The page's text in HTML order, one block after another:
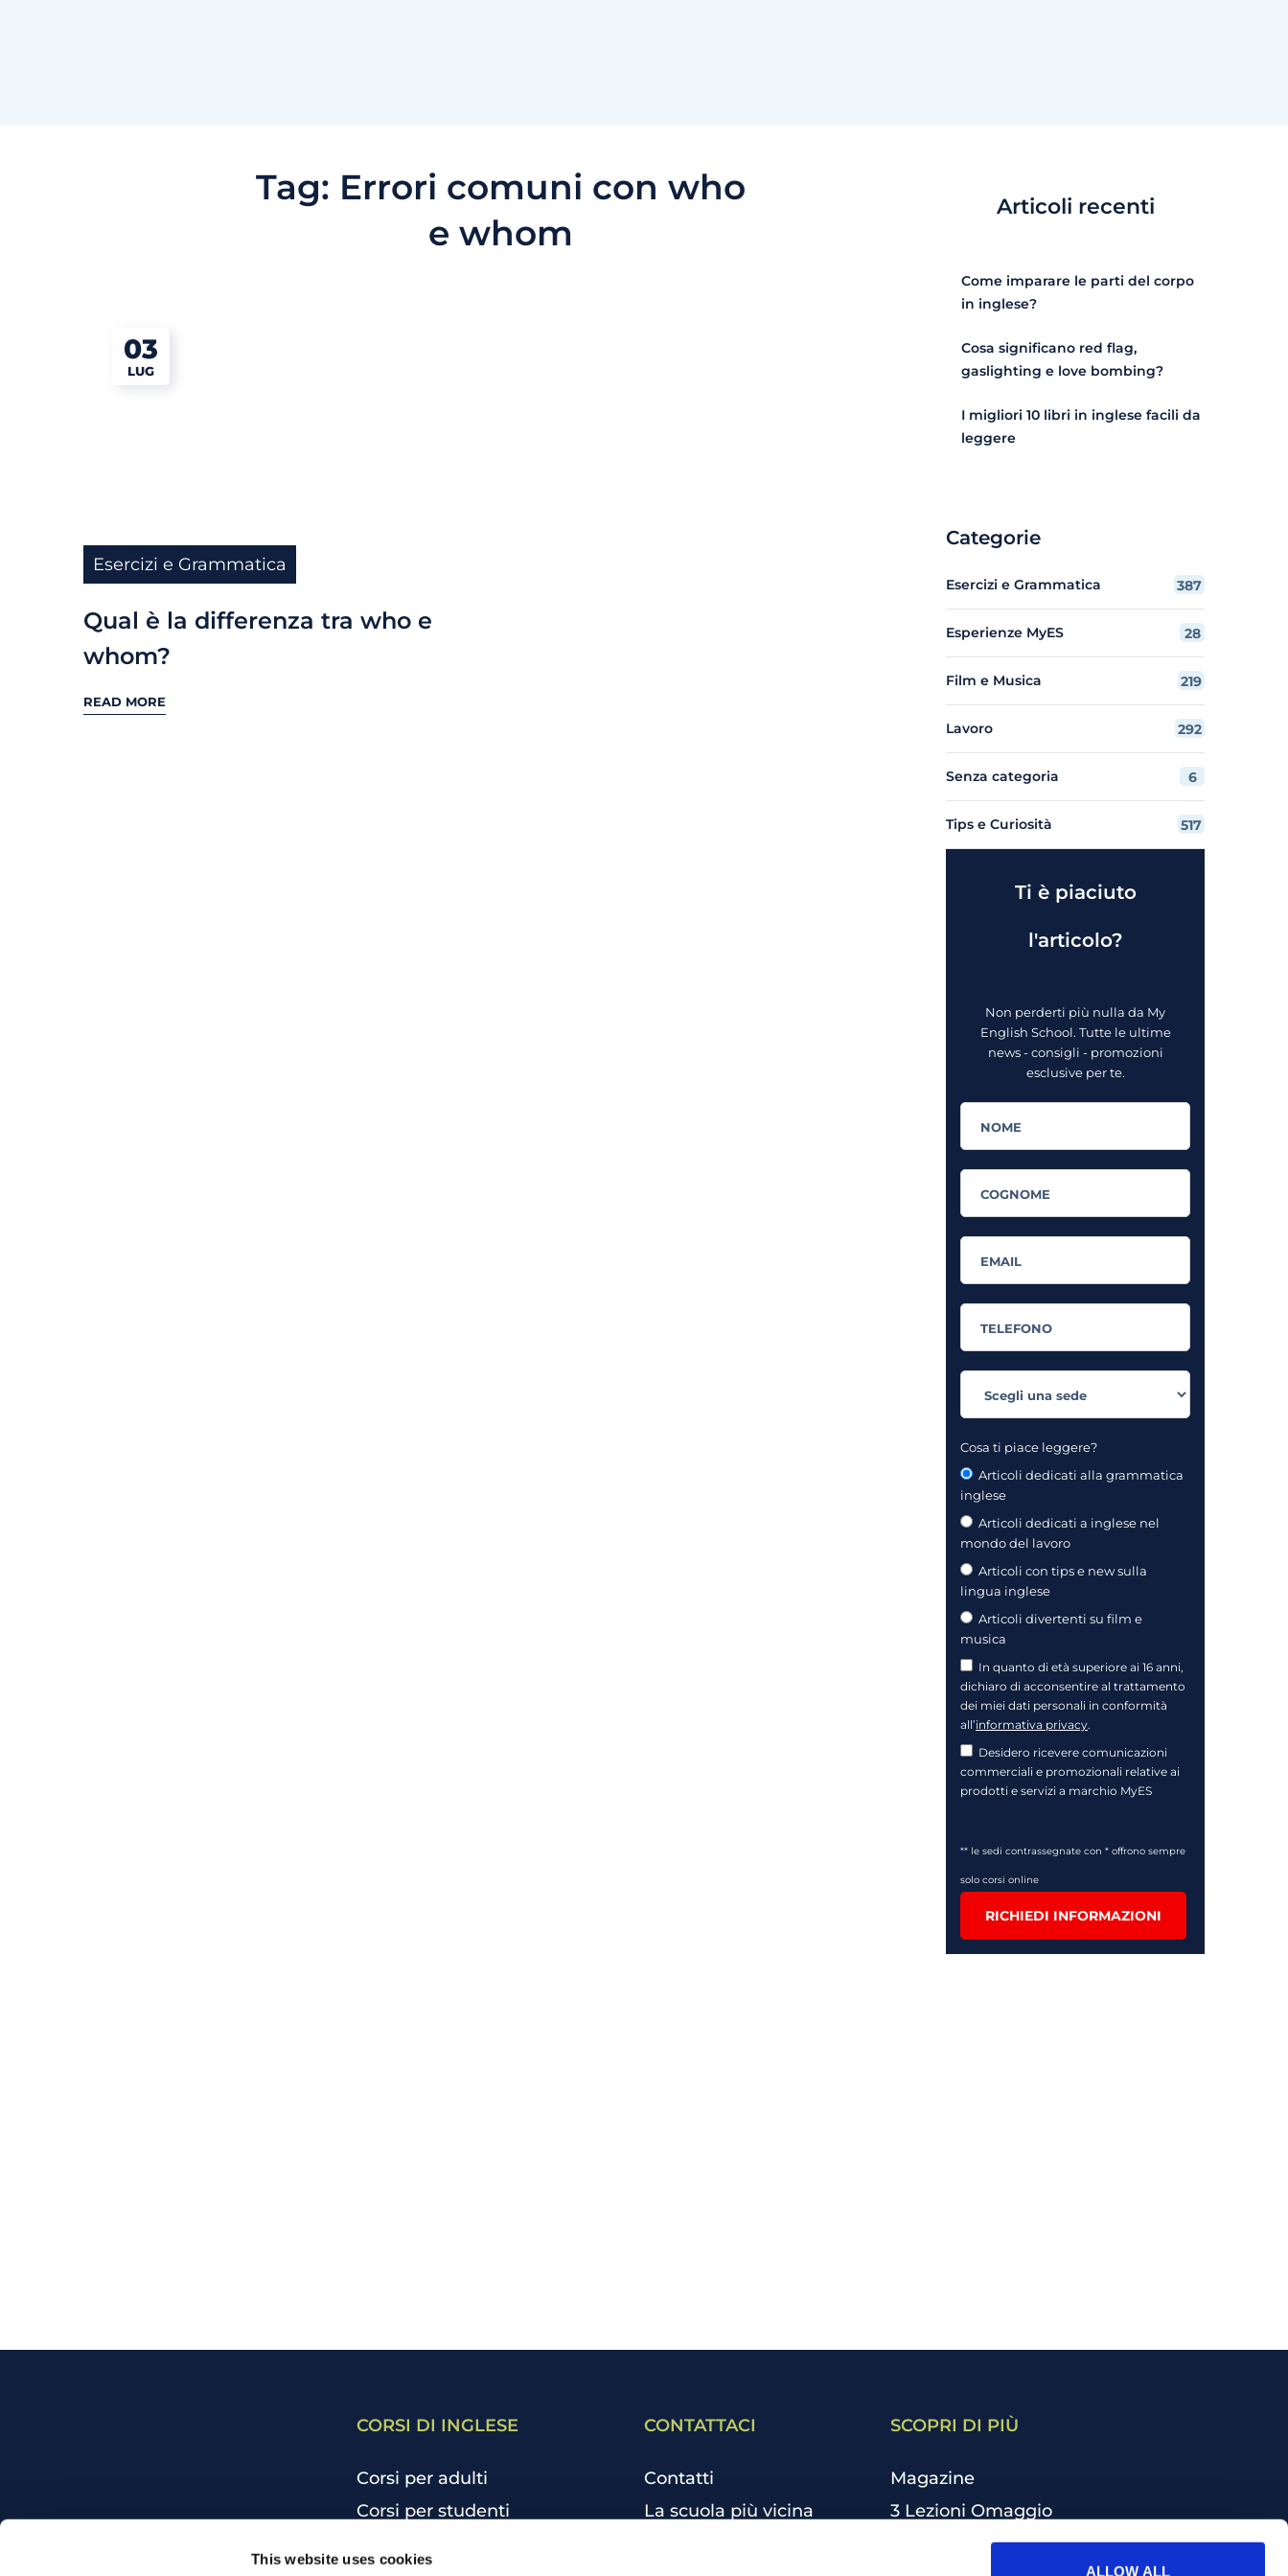
This website uses cookies
ALLOW ALL
Tag: Errori comuni con who
e whom
03
LUG
Esercizi e Grammatica
Qual è la differenza tra who e
whom?
READ MORE
Articoli recenti
Come imparare le parti del corpo
in inglese?
Cosa significano red flag,
gaslighting e love bombing?
I migliori 10 libri in inglese facili da
leggere
Categorie
Esercizi e Grammatica 387
Esperienze MyES 28
Film e Musica 219
Lavoro 292
Senza categoria 6
Tips e Curiosità 517
Ti è piaciuto
l'articolo?
Non perderti più nulla da My
English School. Tutte le ultime
news - consigli - promozioni
esclusive per te.
Cosa ti piace leggere?
Articoli dedicati alla grammatica
inglese
Articoli dedicati a inglese nel
mondo del lavoro
Articoli con tips e new sulla
lingua inglese
Articoli divertenti su film e
musica
In quanto di età superiore ai 16 anni,
dichiaro di acconsentire al trattamento
dei miei dati personali in conformità
all’informativa privacy.
Desidero ricevere comunicazioni
commerciali e promozionali relative ai
prodotti e servizi a marchio MyES
** le sedi contrassegnate con * offrono sempre
solo corsi online
RICHIEDI INFORMAZIONI
CORSI DI INGLESE
Corsi per adulti
Corsi per studenti
CONTATTACI
Contatti
La scuola più vicina
SCOPRI DI PIÙ
Magazine
3 Lezioni Omaggio